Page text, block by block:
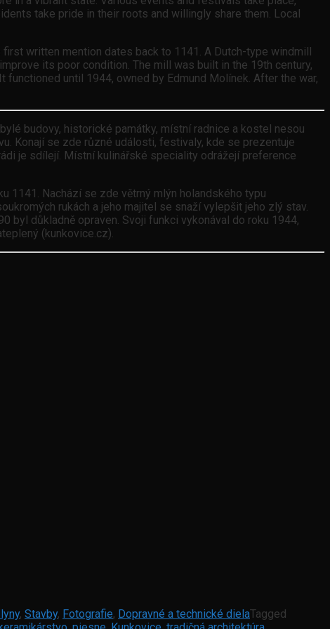
take pride in their roots and willingly share them. Local
written mention dates back to 1141. A Dutch-type windmill
its poor condition. The mill was built in the 19th century,
until 1944, owned by Edmund Molínek. After the war,
budovy, historické památky, místní radnice a kostel nesou
Konají se zde různé události, festivaly, kde se prezentuje
je sdílejí. Místní kulinářské speciality odrážejí preference
1141. Nachází se zde větrný mlýn holandského typu
rukách a jeho majitel se snaží vylepšit jeho zlý stav.
byl důkladně opraven. Svoji funkci vykonával do roku 1944,
(kunkovice.cz).
, Stavby, Fotografie, Dopravné a technické dielaTagged